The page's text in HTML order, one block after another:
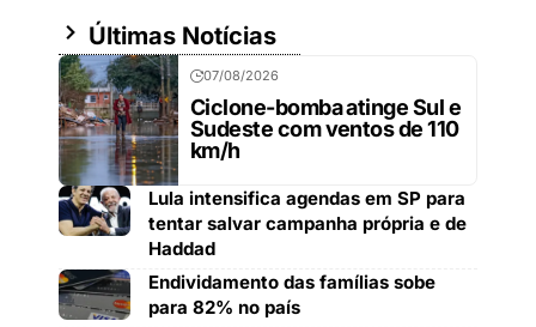
Últimas Notícias
07/08/2026
Ciclone-bomba atinge Sul e
Sudeste com ventos de 110
km/h
Lula intensifica agendas em SP para
tentar salvar campanha própria e de
Haddad
Endividamento das famílias sobe
para 82% no país